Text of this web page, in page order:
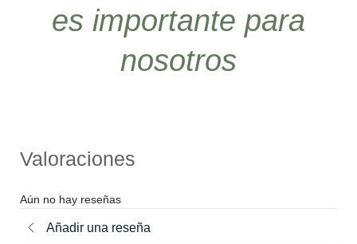
es importante para
nosotros
Valoraciones
Aún no hay reseñas
Añadir una reseña